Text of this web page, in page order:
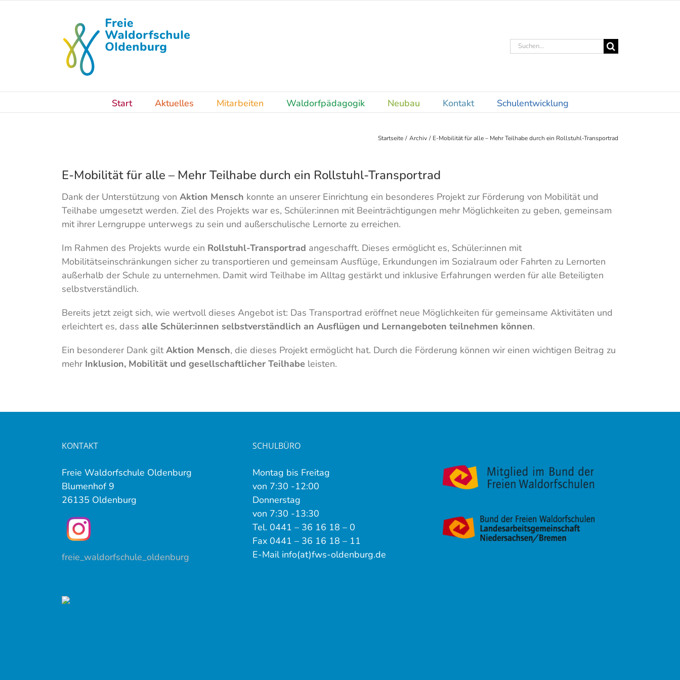
Suche
Start Aktuelles Mitarbeiten Waldorfpädagogik Neubau Kontakt Schulentwicklung
Startseite Archiv E-Mobilität für alle – Mehr Teilhabe durch ein Rollstuhl-Transportrad
E-Mobilität für alle – Mehr Teilhabe durch ein Rollstuhl-Transportrad
Dank der Unterstützung von Aktion Mensch konnte an unserer Einrichtung ein besonderes Projekt zur Förderung von Mobilität und
Teilhabe umgesetzt werden. Ziel des Projekts war es, Schüler:innen mit Beeinträchtigungen mehr Möglichkeiten zu geben, gemeinsam
mit ihrer Lerngruppe unterwegs zu sein und außerschulische Lernorte zu erreichen.
Im Rahmen des Projekts wurde ein Rollstuhl-Transportrad angeschafft. Dieses ermöglicht es, Schüler:innen mit
Mobilitätseinschränkungen sicher zu transportieren und gemeinsam Ausflüge, Erkundungen im Sozialraum oder Fahrten zu Lernorten
außerhalb der Schule zu unternehmen. Damit wird Teilhabe im Alltag gestärkt und inklusive Erfahrungen werden für alle Beteiligten
selbstverständlich.
Bereits jetzt zeigt sich, wie wertvoll dieses Angebot ist: Das Transportrad eröffnet neue Möglichkeiten für gemeinsame Aktivitäten und
erleichtert es, dass alle Schüler:innen selbstverständlich an Ausflügen und Lernangeboten teilnehmen können.
Ein besonderer Dank giltAktion Mensch, die dieses Projekt ermöglicht hat. Durch die Förderung können wir einen wichtigen Beitrag zu
mehr Inklusion, Mobilität und gesellschaftlicher Teilhabe leisten.
KONTAKT
Freie Waldorfschule Oldenburg
Blumenhof 9
26135 Oldenburg
freie_waldorfschule_oldenburg
SCHULBÜRO
Montag bis Freitag
von 7:30 -12:00
Donnerstag
von 7:30 -13:30
Tel. 0441 – 36 16 18 – 0
Fax 0441 – 36 16 18 – 11
E-Mail info(at)fws-oldenburg.de